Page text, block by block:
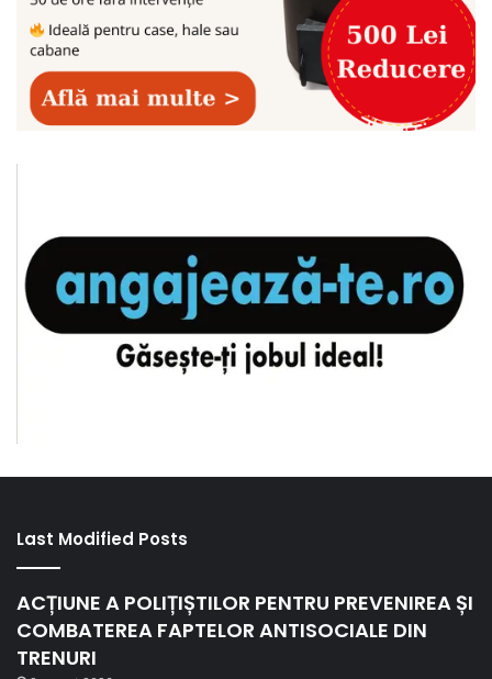
Last Modified Posts
ACȚIUNE A POLIȚIȘTILOR PENTRU PREVENIREA ȘI
COMBATEREA FAPTELOR ANTISOCIALE DIN
TRENURI